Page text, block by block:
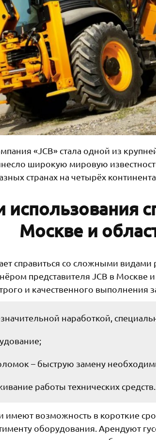
«JCB» стала одной из
широкую мировую
странах на четырёх
Москве и
справиться со сложными
представителя JCB в Москве и
и качественного выполнения
наработкой,
– быструю замену
работы технических средств.
имеют возможность в короткие
оборудования. Арендуют